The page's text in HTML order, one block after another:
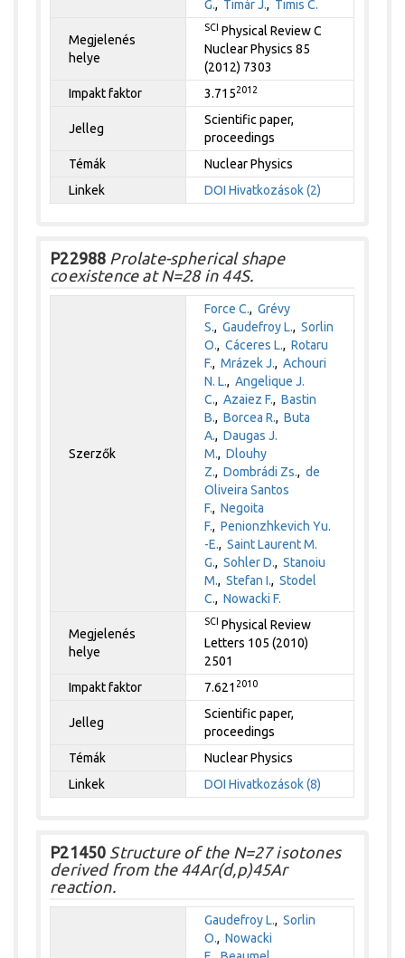
G., Timár J., Timis C.
Megjelenés
helye
SCI Physical Review C
Nuclear Physics 85
(2012) 7303
Impakt faktor
3.7152012
Jelleg
Scientific paper,
proceedings
Témák
Nuclear Physics
Linkek
DOI Hivatkozások (2)
P22988 Prolate-spherical shape
coexistence at N=28 in 44S.
Szerzők
Force C.,Grévy
S.,Gaudefroy L.,Sorlin
O.,Cáceres L.,Rotaru
F.,Mrázek J.,Achouri
N. L.,Angelique J.
C.,Azaiez F.,Bastin
B.,Borcea R.,Buta
A.,Daugas J.
M.,Dlouhy
Z.,Dombrádi Zs.,de
Oliveira Santos
F.,Negoita
F.,Penionzhkevich Yu.
-E.,Saint Laurent M.
G.,Sohler D.,Stanoiu
M.,Stefan I.,Stodel
C.,Nowacki F.
Megjelenés
helye
SCI Physical Review
Letters 105 (2010)
2501
Impakt faktor
7.621 2010
Jelleg
Scientific paper,
proceedings
Témák
Nuclear Physics
Linkek
DOI Hivatkozások (8)
P21450 Structure of the N=27 isotones
derived from the 44Ar(d,p)45Ar
reaction.
Gaudefroy L.,Sorlin
O.,Nowacki